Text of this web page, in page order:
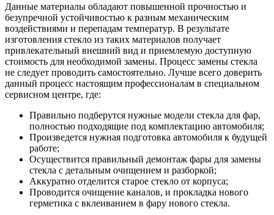
Данные материалы обладают повышенной прочностью и
безупречной устойчивостью к разным механическим
воздействиями и перепадам температур. В результате
изготовления стекло из таких материалов получает
привлекательный внешний вид и приемлемую доступную
стоимость для необходимой замены. Процесс замены стекла
не следует проводить самостоятельно. Лучше всего доверить
данный процесс настоящим профессионалам в специальном
сервисном центре, где:
Правильно подберутся нужные модели стекла для фар,
полностью подходящие под комплектацию автомобиля;
Произведется нужная подготовка автомобиля к будущей
работе;
Осуществится правильный демонтаж фары для замены
стекла с детальным очищением и разборкой;
Аккуратно отделится старое стекло от корпуса;
Проводится очищение каналов, и прокладка нового
герметика с вклеиванием в фару нового стекла.